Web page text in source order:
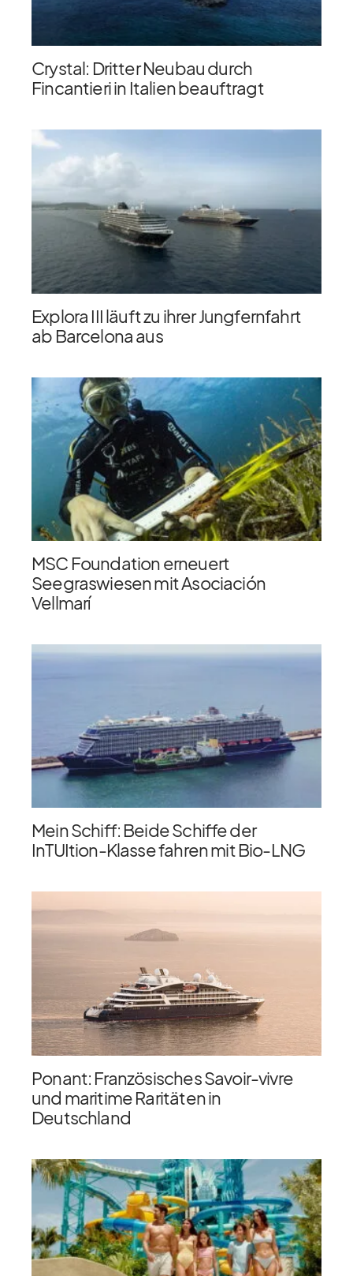
Crystal: Dritter Neubau durch
Fincantieri in Italien beauftragt
Explora III läuft zu ihrer Jungfernfahrt
ab Barcelona aus
MSC Foundation erneuert
Seegraswiesen mit Asociación
Vellmarí
Mein Schiff: Beide Schiffe der
InTUItion-Klasse fahren mit Bio-LNG
Ponant: Französisches Savoir-vivre
und maritime Raritäten in
Deutschland